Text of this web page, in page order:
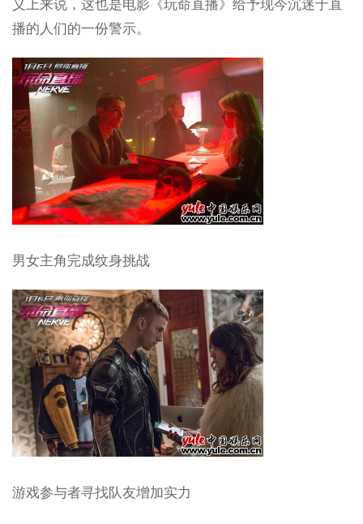
义上来说，这也是电影《玩命直播》给予现今沉迷于直
播的人们的一份警示。
男女主角完成纹身挑战
游戏参与者寻找队友增加实力